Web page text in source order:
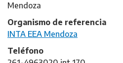
Mendoza
Organismo de referencia
INTA EEA Mendoza
Teléfono